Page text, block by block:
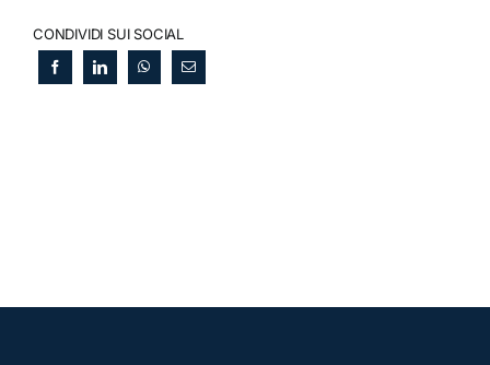
CONDIVIDI SUI SOCIAL